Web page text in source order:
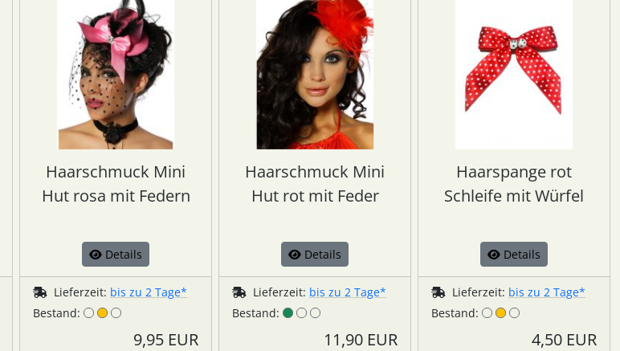
Haarschmuck Mini
Hut rosa mit Federn
Details
Lieferzeit: bis zu 2 Tage*
Bestand:
9,95 EUR
Haarschmuck Mini
Hut rot mit Feder
Details
Lieferzeit: bis zu 2 Tage*
Bestand:
11,90 EUR
Haarspange rot
Schleife mit Würfel
Details
Lieferzeit: bis zu 2 Tage*
Bestand:
4,50 EUR